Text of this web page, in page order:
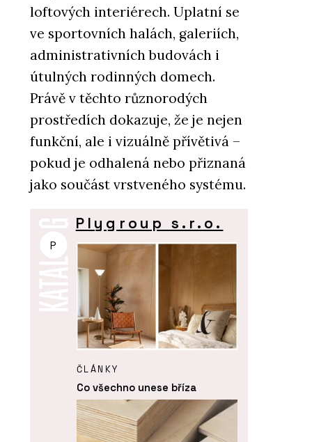
loftových interiérech. Uplatní se
ve sportovních halách, galeriích,
administrativních budovách i
útulných rodinných domech.
Právě v těchto různorodých
prostředích dokazuje, že je nejen
funkční, ale i vizuálně přívětivá –
pokud je odhalená nebo přiznaná
jako součást vrstveného systému.
P
Plygroup s.r.o.
ČLÁNKY
Co všechno unese bříza